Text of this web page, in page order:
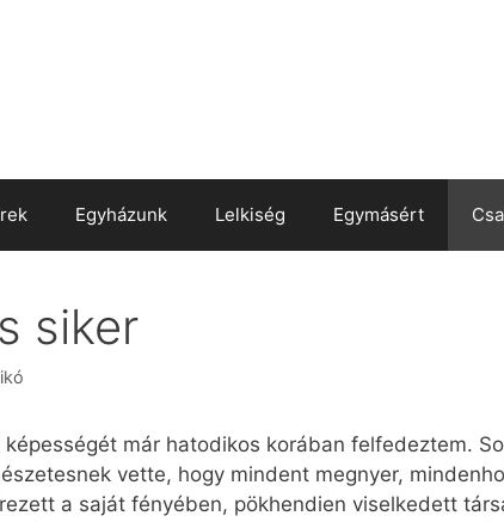
Egyházunk Lelkiség Egymásért
siker
már hatodikos korában felfedeztem.
vette, hogy mindent megnyer,
a saját fényében, pökhendien viselkedett